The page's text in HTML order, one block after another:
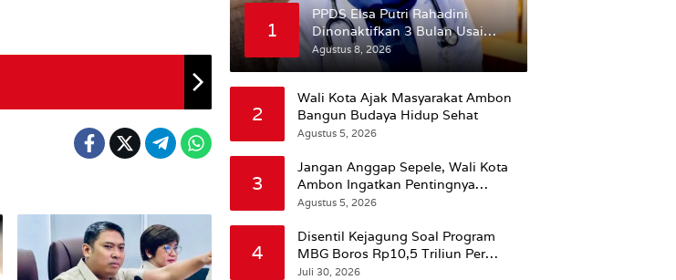
1
PPDS Elsa Putri Rahadini
Dinonaktifkan 3 Bulan Usai
Komentar yang Dinilai
Nirempati ke Pasien BPJS
Agustus 8, 2026
2
Wali Kota Ajak Masyarakat Ambon
Bangun Budaya Hidup Sehat
Agustus 5, 2026
3
Jangan Anggap Sepele, Wali Kota
Ambon Ingatkan Pentingnya
Perencanaan Kesehatan
Agustus 5, 2026
4
Disentil Kejagung Soal Program
MBG Boros Rp10,5 Triliun Per
Tahun, Kepala BGN Sudaryono Beri
Juli 30, 2026